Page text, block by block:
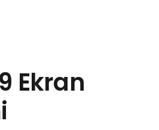
Ekran